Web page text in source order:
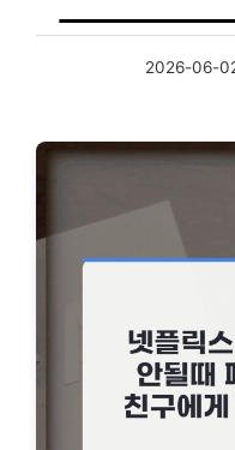
2026-06-